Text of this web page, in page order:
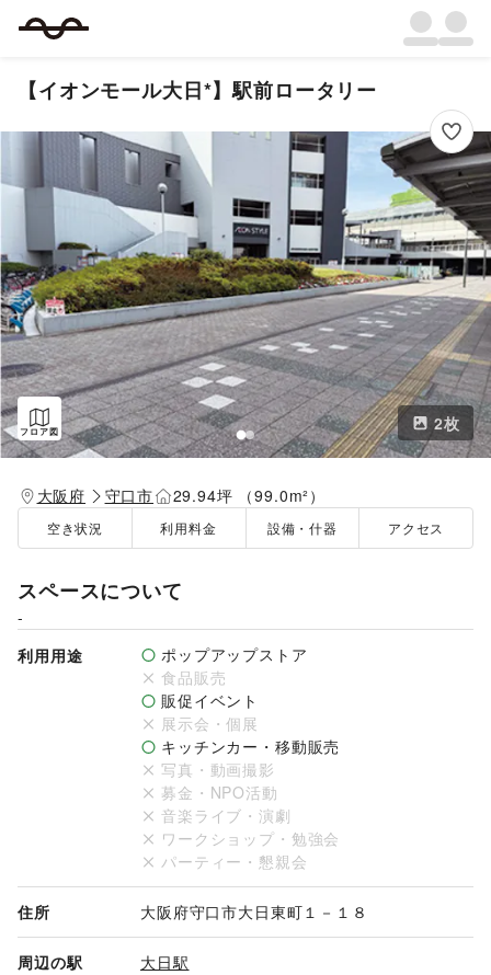
【イオンモール大日*】駅前ロータリー
フロア図 2枚
大阪府 守口市 29.94坪 （99.0m²）
空き状況 利用料金 設備・什器 アクセス
スペースについて
-
利用用途
ポップアップストア
食品販売
販促イベント
展示会・個展
キッチンカー・移動販売
写真・動画撮影
募金・NPO活動
音楽ライブ・演劇
ワークショップ・勉強会
パーティー・懇親会
住所 大阪府守口市大日東町１－１８
周辺の駅 大日駅